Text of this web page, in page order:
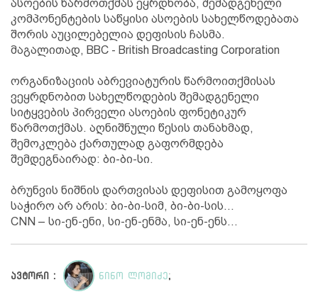
ასოების წარმოთქმას ეყრდნობა, შემადგენელი
კომპონენტების საწყისი ასოების სახელწოდებათა
შორის აუცილებელია დეფისის ჩასმა.
მაგალითად, BBC - British Broadcasting Corporation
ორგანიზაციის აბრევიატურის წარმოითქმისას
ვეყრდნობით სახელწოდების შემადგენელი
სიტყვების პირველი ასოების ფონეტიკურ
წარმოთქმას. აღნიშნული წესის თანახმად,
შემოკლება ქართულად გაფორმდება
შემდეგნაირად: ბი-ბი-სი.
ბრუნვის ნიშნის დართვისას დეფისით გამოყოფა
საჭირო არ არის: ბი-ბი-სიმ, ბი-ბი-სის...
CNN – სი-ენ-ენი, სი-ენ-ენმა, სი-ენ-ენს...
ავტორი : ნინო ლომიძე ;